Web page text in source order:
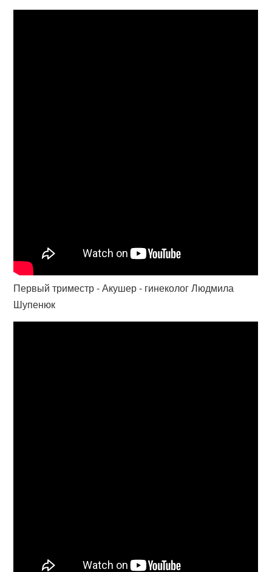
Первый триместр - Акушер - гинеколог Людмила
Шупенюк